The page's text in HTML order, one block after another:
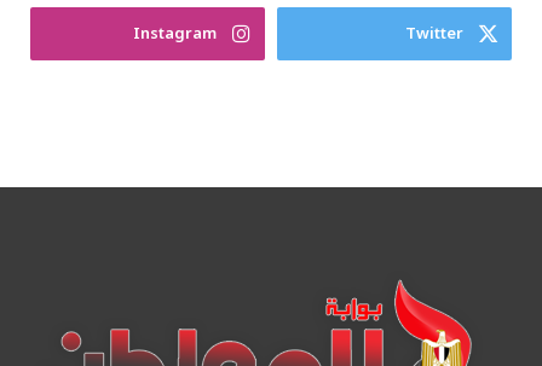
Twitter
Instagram